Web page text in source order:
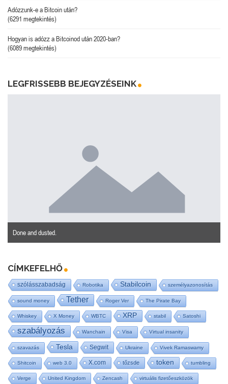
Adózzunk-e a Bitcoin után?
(6291 megtekintés)
Hogyan is adózz a Bitcoinod után 2020-ban?
(6089 megtekintés)
LEGFRISSEBB BEJEGYZÉSEINK
Done and dusted.
CÍMKEFELHŐ
szólásszabadság Robotika Stabilcoin személyazonosítás
sound money Tether Roger Ver The Pirate Bay
Whiskey X Money WBTC XRP stabil Satoshi
szabályozás Wanchain Visa Virtual insanity
szavazás Tesla Segwit Ukraine Vivek Ramaswamy
Shitcoin web 3.0 X.com tőzsde token tumbling
Verge United Kingdom Zencash virtuális fizetőeszközök